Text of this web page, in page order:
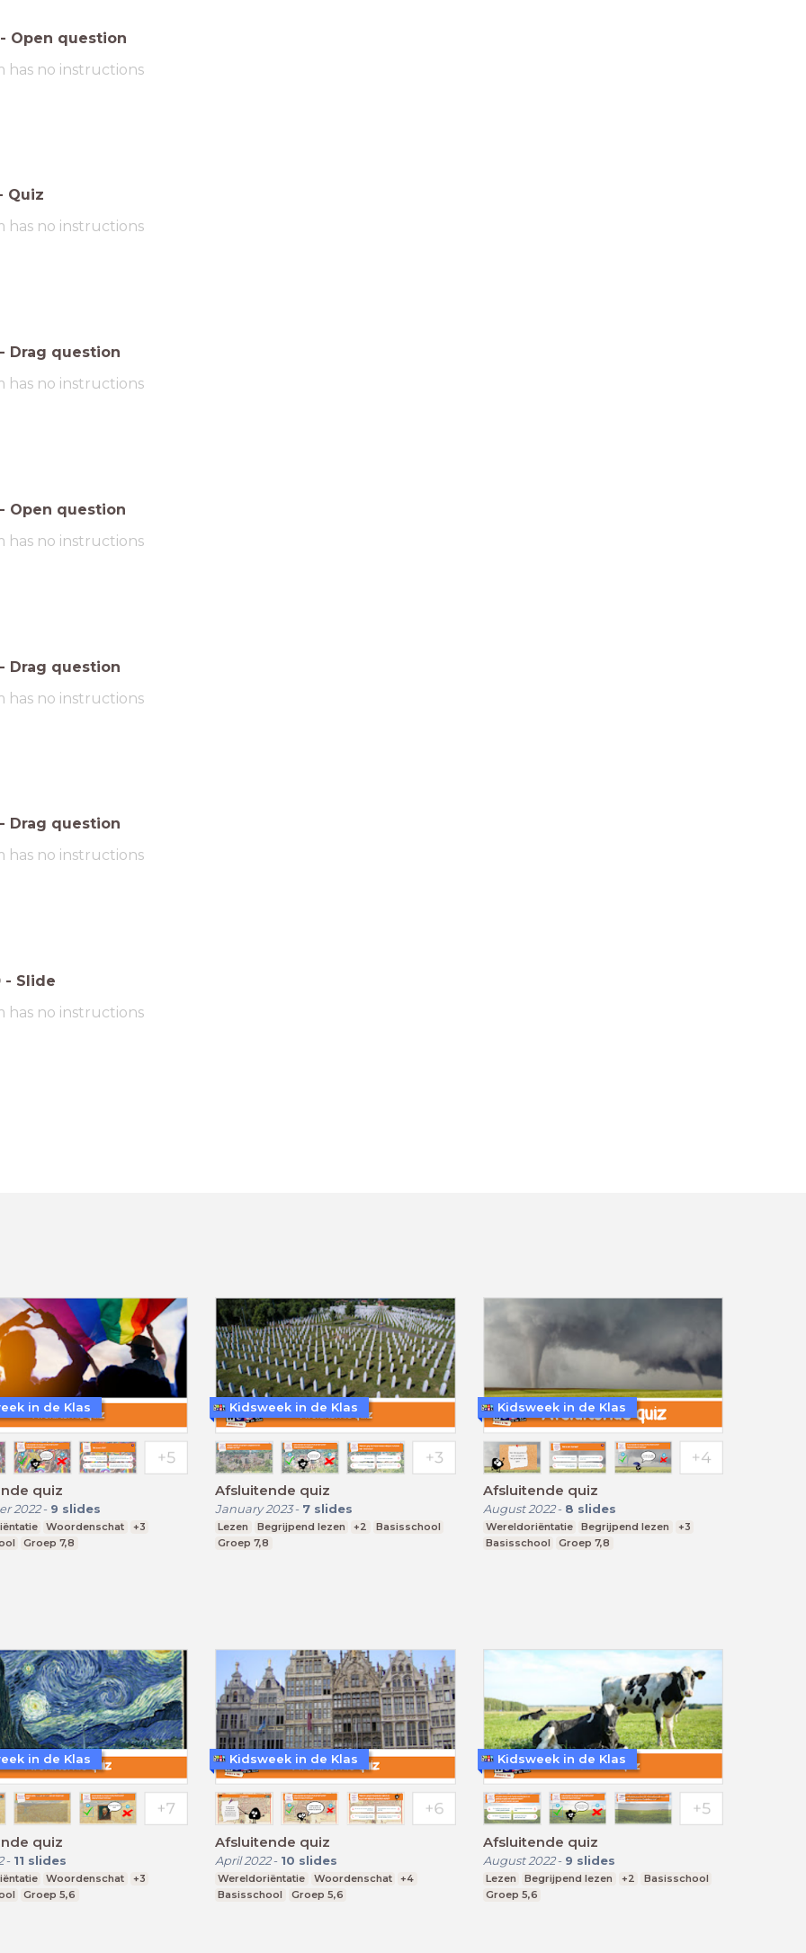
- Open question
has no instructions
Quiz
has no instructions
- Drag question
has no instructions
- Open question
has no instructions
- Drag question
has no instructions
- Drag question
has no instructions
- Slide
has no instructions
quiz
2022- 9 slides
Woordenschat
+3
Groep 7,8
in de Klas
Afsluitende quiz
January 2023- 7 slides
Lezen Begrijpend lezen +2
Basisschool
Groep 7,8
Kidsweek in de Klas
Afsluitende quiz
August 2022- 8 slides
Wereldoriëntatie Begrijpend lezen
+3
Basisschool
Groep 7,8
Kidsweek in de Klas
quiz
- 11 slides
Woordenschat
+3
Groep 5,6
in de Klas
Afsluitende quiz
April 2022- 10 slides
Wereldoriëntatie Woordenschat
+4
Basisschool
Groep 5,6
Kidsweek in de Klas
Afsluitende quiz
August 2022- 9 slides
Lezen Begrijpend lezen +2
Basisschool
Groep 5,6
Kidsweek in de Klas